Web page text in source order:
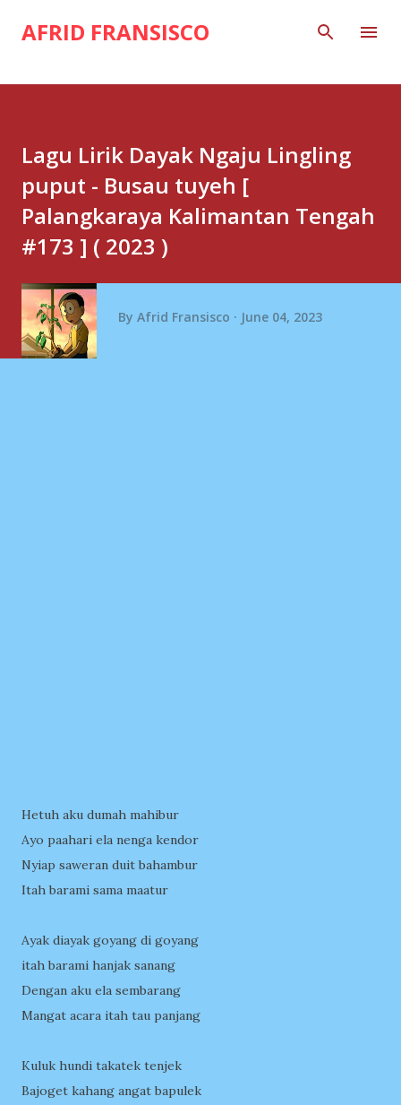
Skip to main content
AFRID FRANSISCO
Lagu Lirik Dayak Ngaju Lingling
puput - Busau tuyeh [
Palangkaraya Kalimantan Tengah
#173 ] ( 2023 )
By Afrid Fransisco June 04, 2023
Hetuh aku dumah mahibur
Ayo paahari ela nenga kendor
Nyiap saweran duit bahambur
Itah barami sama maatur
Ayak diayak goyang di goyang
itah barami hanjak sanang
Dengan aku ela sembarang
Mangat acara itah tau panjang
Kuluk hundi takatek tenjek
Bajoget kahang angat bapulek